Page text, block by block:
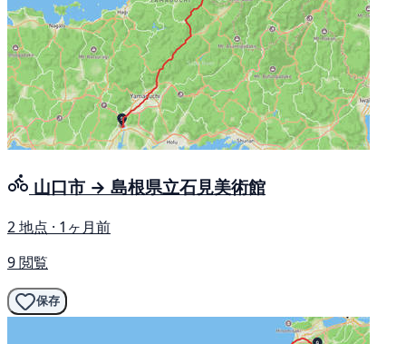
山口市 → 島根県立石見美術館
2 地点 · 1ヶ月前
9 閲覧
保存